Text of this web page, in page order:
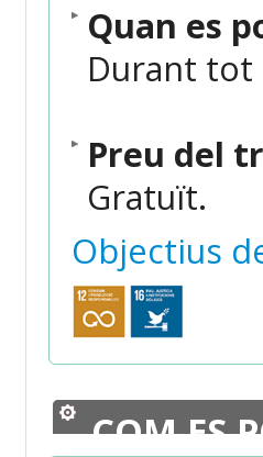
Quan es
Durant tot
Preu del
Gratuït.
Objectius
COM ES